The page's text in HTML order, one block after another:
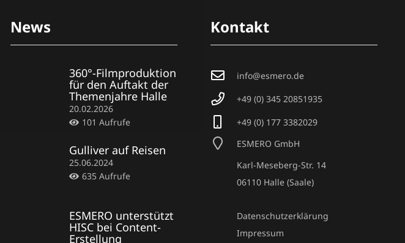
News
360°-Filmproduktion
für den Auftakt der
Themenjahre Halle
20.02.2026
101 Aufrufe
Gulliver auf Reisen
25.06.2024
635 Aufrufe
ESMERO unterstützt
HISC bei Content-
Erstellung
Kontakt
info@esmero.de
+49 (0) 345 20851935
+49 (0) 177 3382029
ESMERO GmbH
Karl-Meseberg-Str. 14
06110 Halle (Saale)
Datenschutzerklärung
Impressum